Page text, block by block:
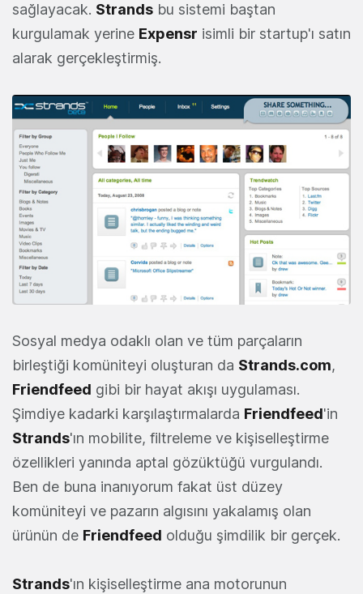
sağlayacak. Strands bu sistemi baştan
kurgulamak yerine Expensr isimli bir startup'ı satın
alarak gerçekleştirmiş.
Sosyal medya odaklı olan ve tüm parçaların
birleştiği komüniteyi oluşturan da Strands.com,
Friendfeed gibi bir hayat akışı uygulaması.
Şimdiye kadarki karşılaştırmalarda Friendfeed'in
Strands'ın mobilite, filtreleme ve kişiselleştirme
özellikleri yanında aptal gözüktüğü vurgulandı.
Ben de buna inanıyorum fakat üst düzey
komüniteyi ve pazarın algısını yakalamış olan
ürünün de Friendfeed olduğu şimdilik bir gerçek.
Strands'ın kişiselleştirme ana motorunun